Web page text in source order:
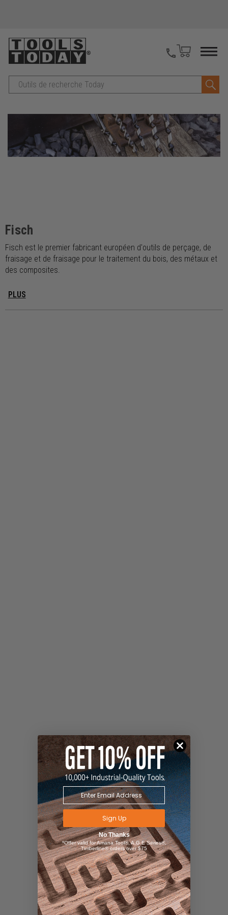
Recherche
Fisch
Fisch est le premier fabricant européen d'outils de perçage, de
fraisage et de fraisage pour le traitement du bois, des métaux et
des composites.
PLUS
Sign Up
No Thanks
*Offer valid for Amana Tool®, A.G.E Series®,
Timberline® orders over $75